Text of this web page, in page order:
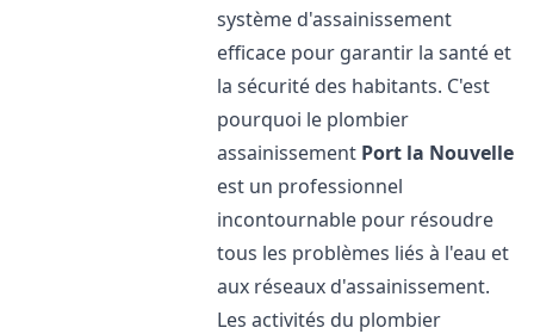
système d'assainissement
efficace pour garantir la santé et
la sécurité des habitants. C'est
pourquoi le plombier
assainissement Port la Nouvelle
est un professionnel
incontournable pour résoudre
tous les problèmes liés à l'eau et
aux réseaux d'assainissement.
Les activités du plombier